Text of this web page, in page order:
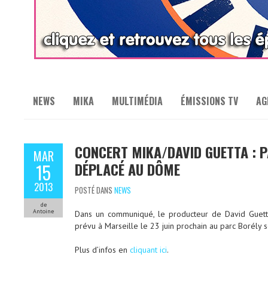
NEWS MIKA MULTIMÉDIA ÉMISSIONS TV
MAR
15
2013
de
Antoine
CONCERT MIKA/DAVID GUETTA :
DÉPLACÉ AU DÔME
POSTÉ DANS NEWS
Dans un communiqué, le producteur de David
prévu à Marseille le 23 juin prochain au parc Borély
Plus d’infos en cliquant ici.